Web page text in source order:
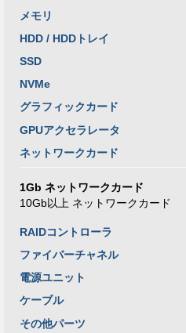
メモリ
HDD / HDDトレイ
SSD
NVMe
グラフィックカード
GPUアクセラレータ
ネットワークカード
1Gb ネットワークカード
10Gb以上 ネットワークカード
RAIDコントローラ
ファイバーチャネル
電源ユニット
ケーブル
その他パーツ